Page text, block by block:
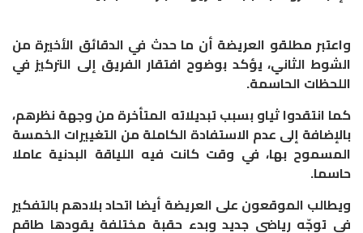
واعتبر مطلقو العريضة أن ما حدث في الدقائق الأخيرة من
الشوط الثاني، يؤكد بوضوح افتقار الفريق إلى التركيز في
اللحظات الحاسمة.
‎كما انتقدوا ثياو بسبب تبديلاته المتأخرة من وجهة نظرهم،
بالإضافة إلى عدم الاستفادة الكاملة من التغييرات الخمسة
المسموح بها، في وقت كانت فيه اللياقة البدنية عاملا
حاسما.
‎ويطالب الموقعون على العريضة أيضا اتحاد بلادهم بالتفكير
في توجّه رياضي جديد وبدء حقبة مختلفة يقودها طاقم